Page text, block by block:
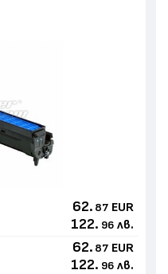
62. 87 EUR
122. 96 лв.
62. 87 EUR
122. 96 лв.